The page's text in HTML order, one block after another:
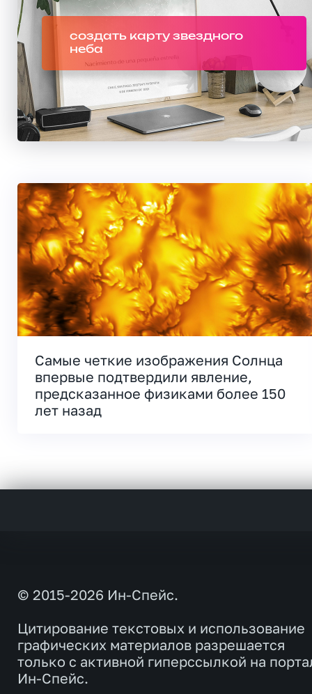
создать карту звездного
неба
Самые четкие изображения Солнца
впервые подтвердили явление,
предсказанное физиками более 150
лет назад
© 2015-2026 Ин-Спейс.
Цитирование текстовых и использование
графических материалов разрешается
только с активной гиперссылкой на
Ин-Спейс.